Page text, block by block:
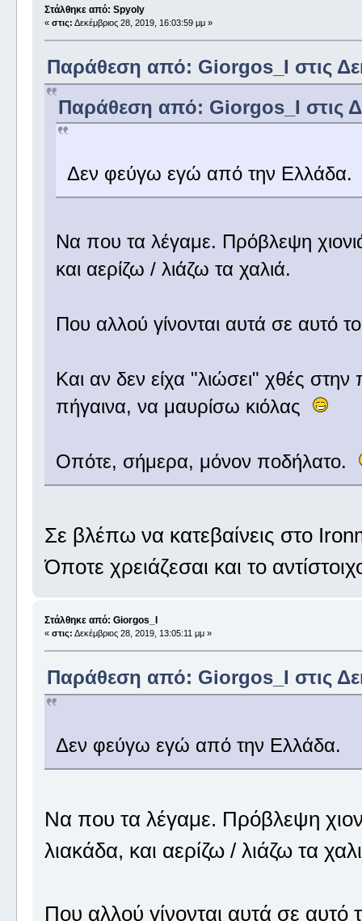
Στάλθηκε από: Spyoly
« στις: Δεκέμβριος 28, 2019, 16:03:59 μμ »
Παράθεση από: Giorgos_I στις
Παράθεση από: Giorgos_I στις
Δεν φεύγω εγώ από την Ελλάδα.
Να που τα λέγαμε. Πρόβλεψη
και αερίζω / λιάζω τα χαλιά.
Που αλλού γίνονται αυτά σε αυτό
Και αν δεν είχα "λιώσει" χθές
πήγαινα, να μαυρίσω κιόλας
Οπότε, σήμερα, μόνον ποδήλατο.
Σε βλέπω να κατεβαίνεις στο
Όποτε χρειάζεσαι και το
Στάλθηκε από: Giorgos_I
« στις: Δεκέμβριος 28, 2019, 13:05:11 μμ »
Παράθεση από: Giorgos_I στις
Δεν φεύγω εγώ από την Ελλάδα.
Να που τα λέγαμε. Πρόβλεψη
λιακάδα, και αερίζω / λιάζω τα
Που αλλού γίνονται αυτά σε